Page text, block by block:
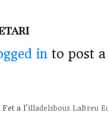
in to post
Fet a l'illadelsbous LaBreu